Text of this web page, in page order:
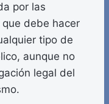
por las
debe hacer
tipo de
aunque no
legal del